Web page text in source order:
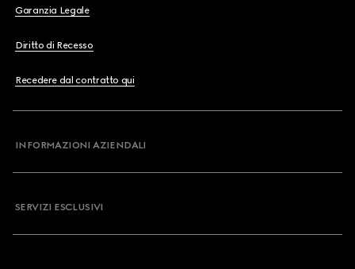
Garanzia Legale
Diritto di Recesso
Recedere dal contratto qui
INFORMAZIONI AZIENDALI
SERVIZI ESCLUSIVI